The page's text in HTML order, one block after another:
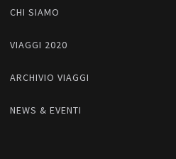
CHI SIAMO
VIAGGI 2020
ARCHIVIO VIAGGI
NEWS & EVENTI